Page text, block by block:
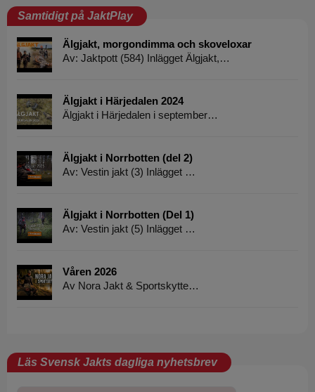
Samtidigt på JaktPlay
Älgjakt, morgondimma och skoveloxar
Av: Jaktpott (584) Inlägget Älgjakt,…
Älgjakt i Härjedalen 2024
Älgjakt i Härjedalen i september…
Älgjakt i Norrbotten (del 2)
Av: Vestin jakt (3) Inlägget …
Älgjakt i Norrbotten (Del 1)
Av: Vestin jakt (5) Inlägget …
Våren 2026
Av Nora Jakt & Sportskytte…
Läs Svensk Jakts dagliga nyhetsbrev